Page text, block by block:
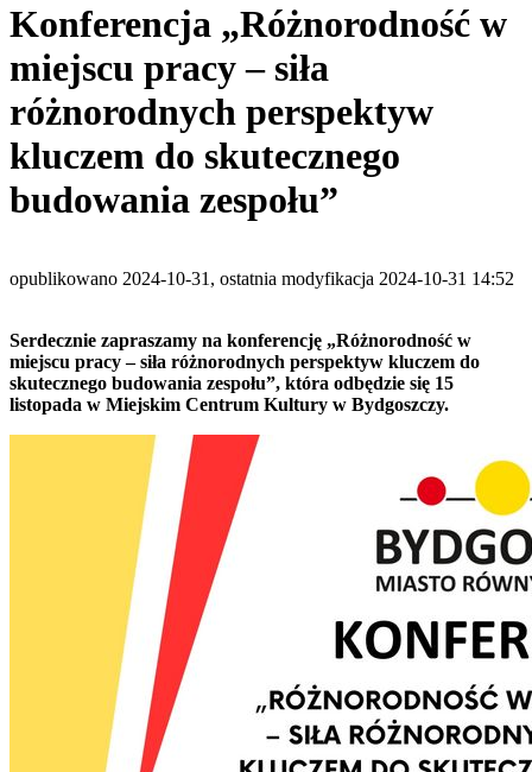
Konferencja „Różnorodność w
miejscu pracy – siła
różnorodnych perspektyw
kluczem do skutecznego
budowania zespołu”
opublikowano 2024-10-31, ostatnia modyfikacja 2024-10-31 14:52
Serdecznie zapraszamy na konferencję „Różnorodność w
miejscu pracy – siła różnorodnych perspektyw kluczem do
skutecznego budowania zespołu”, która odbędzie się 15
listopada w Miejskim Centrum Kultury w Bydgoszczy.